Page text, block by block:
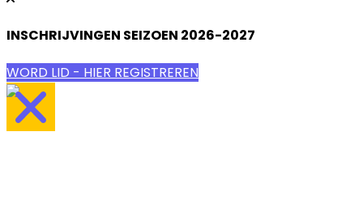
INSCHRIJVINGEN SEIZOEN 2026-2027
WORD LID - HIER REGISTREREN